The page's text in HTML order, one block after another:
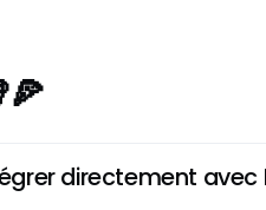
directement avec